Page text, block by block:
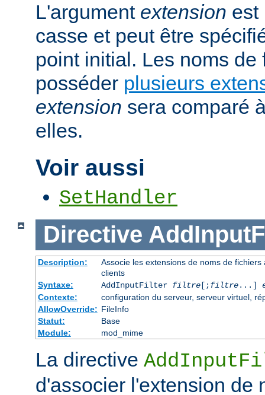
L'argument extension est
casse et peut être
point initial. Les noms de
posséder plusieurs
extension sera comparé
elles.
Voir aussi
SetHandler
Directive
Description:
Associe les extensions de noms de
clients
Syntaxe:
AddInputFilter filtre[;filtre...]
Contexte:
configuration du serveur, serveur virtuel,
AllowOverride: FileInfo
Statut:
Base
Module:
mod_mime
La directive
d'associer l'extension de